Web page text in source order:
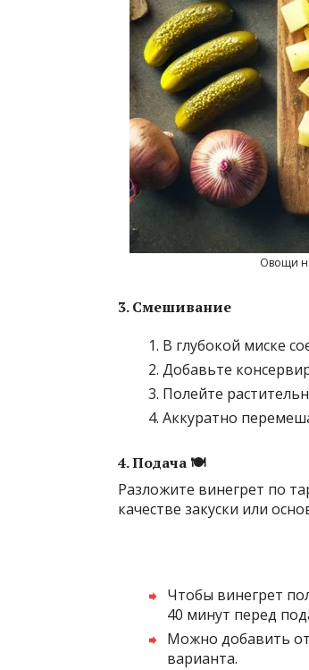
Овощи
3. Смешивание
В глубокой миске
Добавьте
Полейте
Аккуратно
4. Подача 🍽
Разложите винегрет по
качестве закуски или
Чтобы винегрет
40 минут перед
Можно добавить
варианта.